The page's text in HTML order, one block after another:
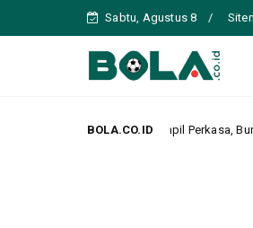
Sabtu, Agustus 8
BOLA.CO.ID
Mallorca Tampil Perkasa, Bungkam PSG 3-0